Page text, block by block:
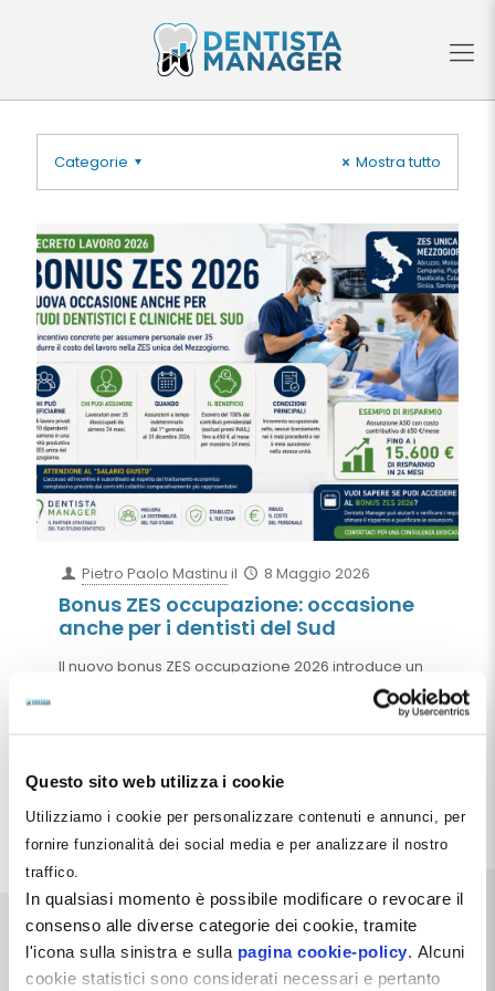
Questo sito web utilizza i cookie
Utilizziamo i cookie per personalizzare contenuti e annunci, per
fornire funzionalità dei social media e per analizzare il nostro
traffico.
In qualsiasi momento è possibile modificare o revocare il
consenso alle diverse categorie dei cookie, tramite
l'icona sulla sinistra e sulla pagina cookie-policy. Alcuni
cookie statistici sono considerati necessari e pertanto
Categorie Mostra tutto
Pietro Paolo Mastinu il 8 Maggio 2026
Bonus ZES occupazione: occasione
anche per i dentisti del Sud
Il nuovo bonus ZES occupazione 2026 introduce un
esonero contributivo fino a 650 euro al mese per
assunzioni a tempo indeterminato nelle Regioni del
odontoiatriche del Sud Italia.
Leggi tutto